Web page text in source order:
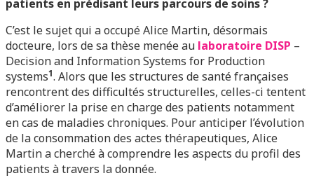
patients en prédisant leurs parcours de soins ?​
C’est le sujet qui a occupé Alice Martin, désormais
docteure, lors de sa thèse menée au laboratoire DISP –
Decision and Information Systems for Production
systems1. Alors que les structures de santé françaises
rencontrent des difficultés structurelles, celles-ci tentent
d’améliorer la prise en charge des patients notamment
en cas de maladies chroniques. Pour anticiper l’évolution
de la consommation des actes thérapeutiques, Alice
Martin a cherché à comprendre les aspects du profil des
patients à travers la donnée.